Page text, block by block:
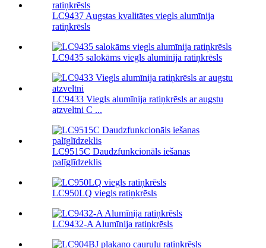
LC9437 Augstas kvalitātes viegls alumīnija
ratiņkrēsls
LC9435 salokāms viegls alumīnija ratiņkrēsls
LC9433 Viegls alumīnija ratiņkrēsls ar augstu
atzveltni C ...
LC9515C Daudzfunkcionāls iešanas
palīglīdzeklis
LC950LQ viegls ratiņkrēsls
LC9432-A Alumīnija ratiņkrēsls